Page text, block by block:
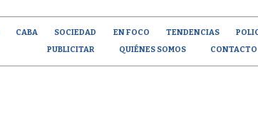
CABA SOCIEDAD EN FOCO TENDENCIAS
PUBLICITAR
QUIÉNES SOMOS CONTACTO